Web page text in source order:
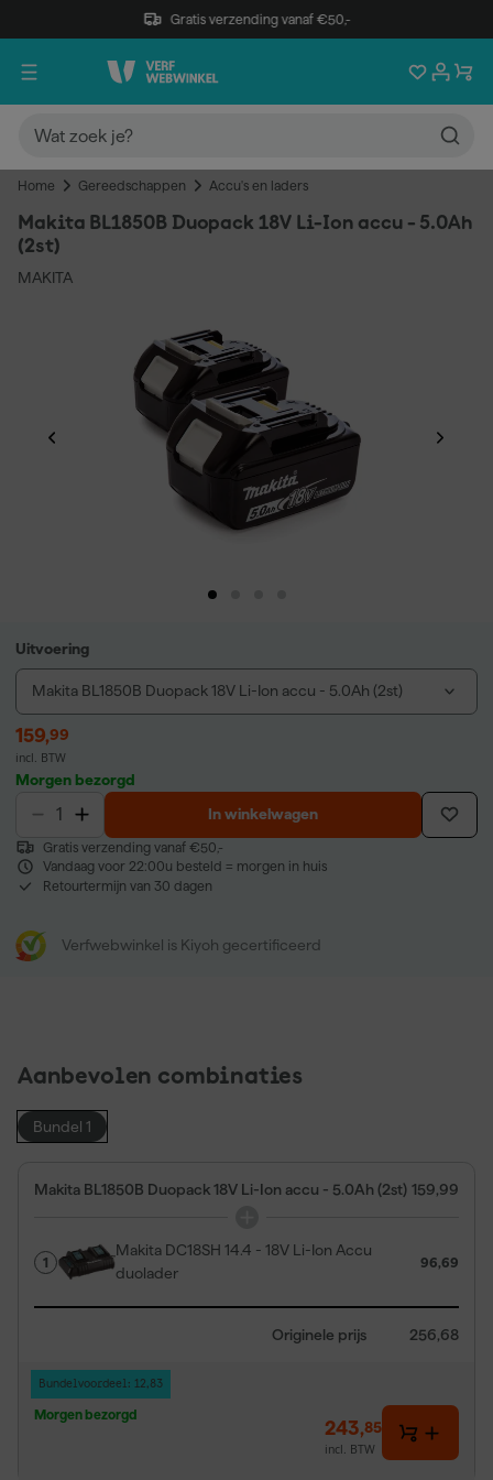
Gratis verzending vanaf €50,-
Home Gereedschappen Accu's en laders
Makita BL1850B Duopack 18V Li-Ion accu - 5.0Ah
(2st)
MAKITA
Uitvoering
Makita BL1850B Duopack 18V Li-Ion accu - 5.0Ah (2st)
159,99
incl. BTW
Morgen bezorgd
In winkelwagen
Gratis verzending vanaf €50,-
Vandaag voor 22:00u besteld = morgen in huis
Retourtermijn van 30 dagen
Verfwebwinkel is Kiyoh gecertificeerd
Aanbevolen combinaties
Bundel 1
Makita BL1850B Duopack 18V Li-Ion accu - 5.0Ah (2st) 159,99
1
Makita DC18SH 14.4 - 18V Li-Ion Accu
duolader
96,69
Originele prijs 256,68
Bundelvoordeel: 12,83
Morgen bezorgd
243,85
incl. BTW